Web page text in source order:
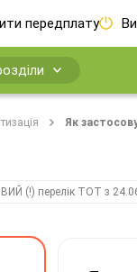
передплату
Як
(!) перелік ТОТ з